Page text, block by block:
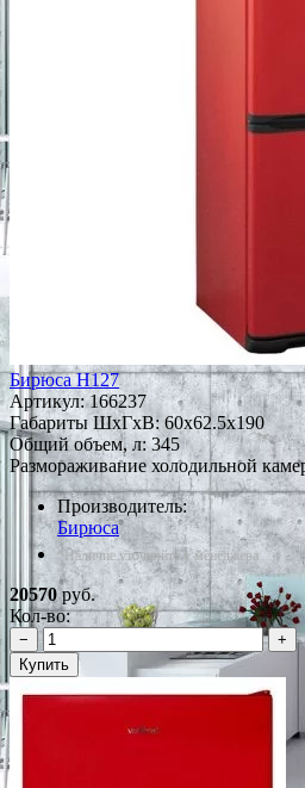
Бирюса H127
Артикул:166237
Габариты ШxГxВ: 60x62.5x190
Общий объем, л: 345
Размораживание холодильной
Производитель:
Бирюса
*Наличие уточняйте у менеджера
20570руб.
Кол-во:
−
+
Купить